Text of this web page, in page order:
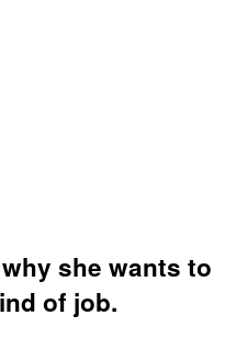
she wants to
of job.